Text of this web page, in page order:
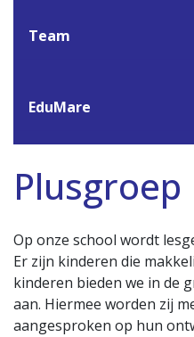
Team
EduMare
Plusgroep
Op onze school wordt
Er zijn kinderen die
kinderen bieden we in de
aan. Hiermee worden zij
aangesproken op hun